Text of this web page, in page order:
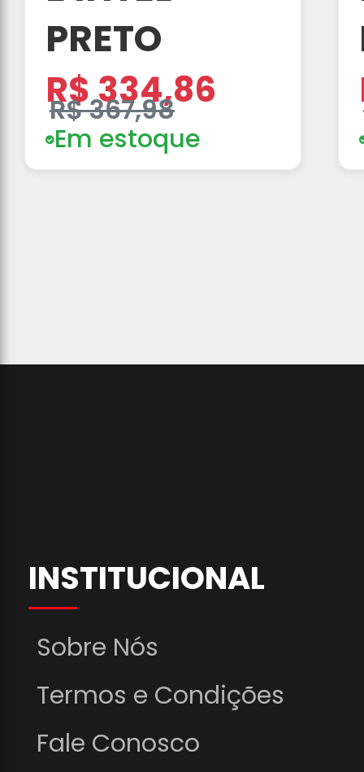
PRETO
R$ 334,86
R$ 367,98
Em estoque
INSTITUCIONAL
Sobre Nós
Termos e Condições
Fale Conosco